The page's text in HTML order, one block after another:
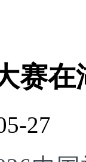
赛
27